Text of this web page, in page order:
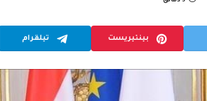
بينتيريست تيلقرام